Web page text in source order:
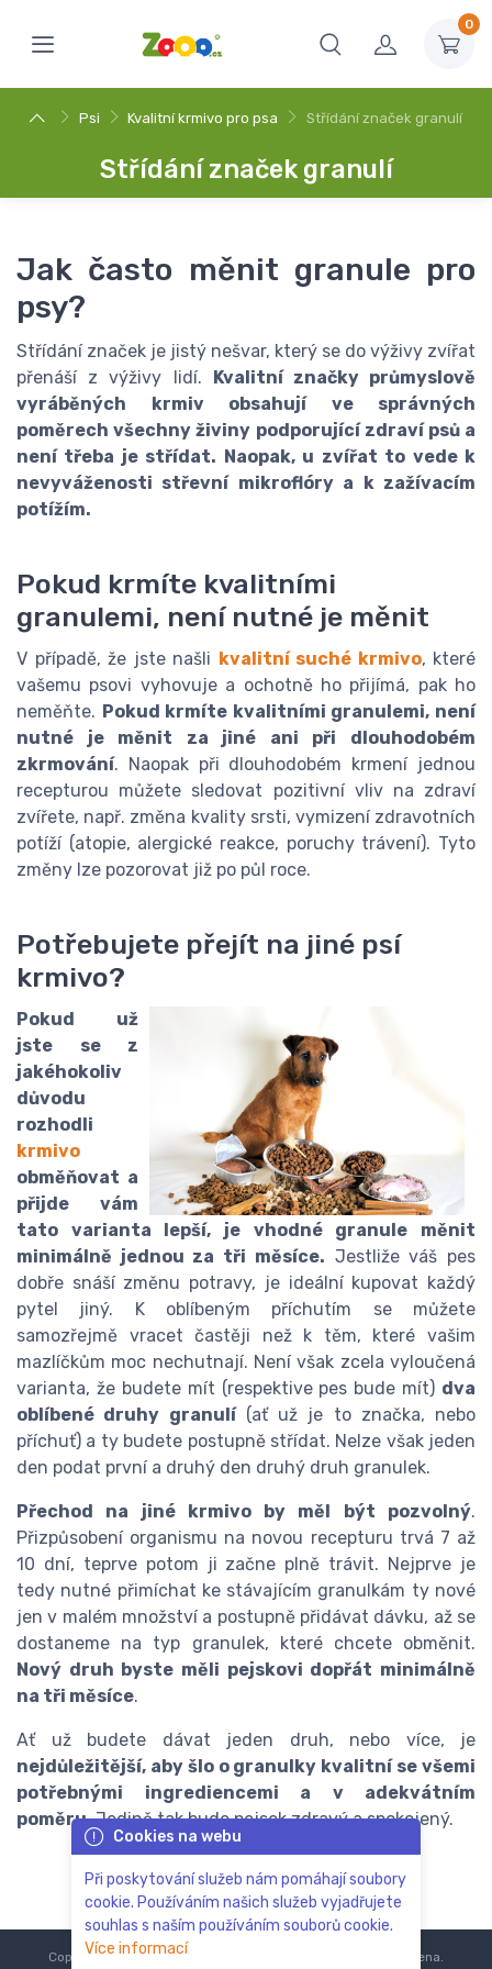
0
Psi Kvalitní krmivo pro psa Střídání značek granulí
Střídání značek granulí
Jak často měnit granule pro
psy?
Střídání značek je jistý nešvar, který se do výživy zvířat
přenáší z výživy lidí. Kvalitní značky průmyslově
vyráběných krmiv obsahují ve správných
poměrech všechny živiny podporující zdraví psů a
není třeba je střídat. Naopak, u zvířat to vede k
nevyváženosti střevní mikroflóry a k zažívacím
potížím.
Pokud krmíte kvalitními
granulemi, není nutné je měnit
V případě, že jste našli kvalitní suché krmivo, které
vašemu psovi vyhovuje a ochotně ho přijímá, pak ho
neměňte. Pokud krmíte kvalitními granulemi, není
nutné je měnit za jiné ani při dlouhodobém
zkrmování. Naopak při dlouhodobém krmení jednou
recepturou můžete sledovat pozitivní vliv na zdraví
zvířete, např. změna kvality srsti, vymizení zdravotních
potíží (atopie, alergické reakce, poruchy trávení). Tyto
změny lze pozorovat již po půl roce.
Potřebujete přejít na jiné psí
krmivo?
Pokud už
jste se z
jakéhokoliv
důvodu
rozhodli
krmivo
obměňovat a
přijde vám
tato varianta lepší, je vhodné granule měnit
minimálně jednou za tři měsíce. Jestliže váš pes
dobře snáší změnu potravy, je ideální kupovat každý
pytel jiný. K oblíbeným příchutím se můžete
samozřejmě vracet častěji než k těm, které vašim
mazlíčkům moc nechutnají. Není však zcela vyloučená
varianta, že budete mít (respektive pes bude mít) dva
oblíbené druhy granulí(ať už je to značka, nebo
příchuť) a ty budete postupně střídat. Nelze však jeden
den podat první a druhý den druhý druh granulek.
Přechod na jiné krmivo by měl být pozvolný.
Přizpůsobení organismu na novou recepturu trvá 7 až
10 dní, teprve potom ji začne plně trávit. Nejprve je
tedy nutné přimíchat ke stávajícím granulkám ty nové
jen v malém množství a postupně přidávat dávku, až se
dostaneme na typ granulek, které chcete obměnit.
Nový druh byste měli pejskovi dopřát minimálně
na tři měsíce.
Ať už budete dávat jeden druh, nebo více, je
nejdůležitější, aby šlo o granulky kvalitní se všemi
potřebnými ingrediencemi a v adekvátním
poměru. Jedině tak bude pejsek zdravý a spokojený.
Cookies na webu
Při poskytování služeb nám pomáhají soubory
cookie. Používáním našich služeb vyjadřujete
souhlas s naším používáním souborů cookie.
Více informací
Copyright © 2018-2024 Všechna práva vyhrazena.